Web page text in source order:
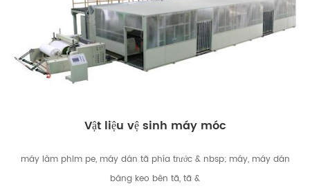
Vật liệu vệ sinh máy móc
máy làm phim pe, máy dán tã phía trước & nbsp; máy, máy dán
băng keo bên tã, tã &